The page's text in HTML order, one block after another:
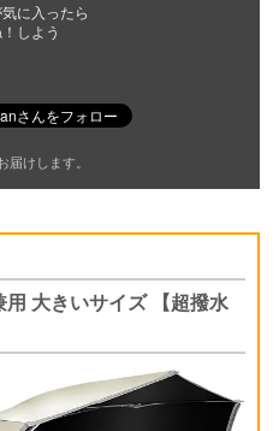
に入ったら
しよう
届けします。
用 大きいサイズ 【超撥水